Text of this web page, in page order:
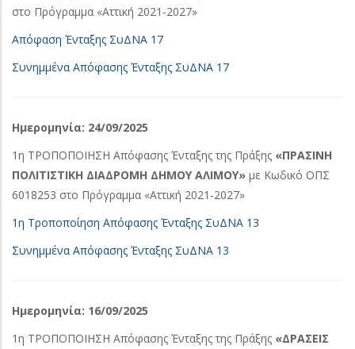
στο Πρόγραμμα «Αττική 2021-2027»
Απόφαση Ένταξης ΣυΔΝΑ 17
Συνημμένα Απόφασης Ένταξης ΣυΔΝΑ 17
Ημερομηνία: 24/09/2025
1η ΤΡΟΠΟΠΟΙΗΣΗ Απόφασης Ένταξης της Πράξης «ΠΡΑΣΙΝΗ
ΠΟΛΙΤΙΣΤΙΚΗ ΔΙΑΔΡΟΜΗ ΔΗΜΟΥ ΑΛΙΜΟΥ» με Κωδικό ΟΠΣ
6018253 στο Πρόγραμμα «Αττική 2021-2027»
1η Τροποποίηση Απόφασης Ένταξης ΣυΔΝΑ 13
Συνημμένα Απόφασης Ένταξης ΣυΔΝΑ 13
Ημερομηνία: 16/09/2025
1η ΤΡΟΠΟΠΟΙΗΣΗ Απόφασης Ένταξης της Πράξης «ΔΡΑΣΕΙΣ